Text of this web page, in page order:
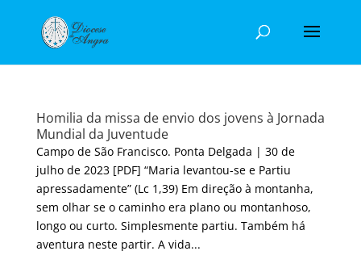
Homilia da missa de envio dos jovens à Jornada
Mundial da Juventude
Campo de São Francisco. Ponta Delgada | 30 de
julho de 2023 [PDF] “Maria levantou-se e Partiu
apressadamente” (Lc 1,39) Em direção à montanha,
sem olhar se o caminho era plano ou montanhoso,
longo ou curto. Simplesmente partiu. Também há
aventura neste partir. A vida...